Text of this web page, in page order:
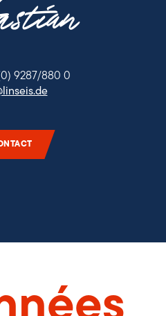
(0) 9287/880 0